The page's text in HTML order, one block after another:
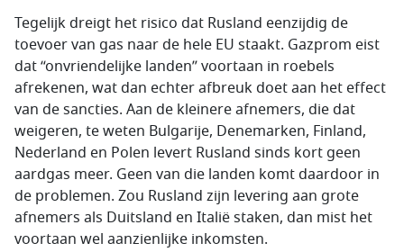
Tegelijk dreigt het risico dat Rusland eenzijdig de
toevoer van gas naar de hele EU staakt. Gazprom eist
dat “onvriendelijke landen” voortaan in roebels
afrekenen, wat dan echter afbreuk doet aan het effect
van de sancties. Aan de kleinere afnemers, die dat
weigeren, te weten Bulgarije, Denemarken, Finland,
Nederland en Polen levert Rusland sinds kort geen
aardgas meer. Geen van die landen komt daardoor in
de problemen. Zou Rusland zijn levering aan grote
afnemers als Duitsland en Italië staken, dan mist het
voortaan wel aanzienlijke inkomsten.